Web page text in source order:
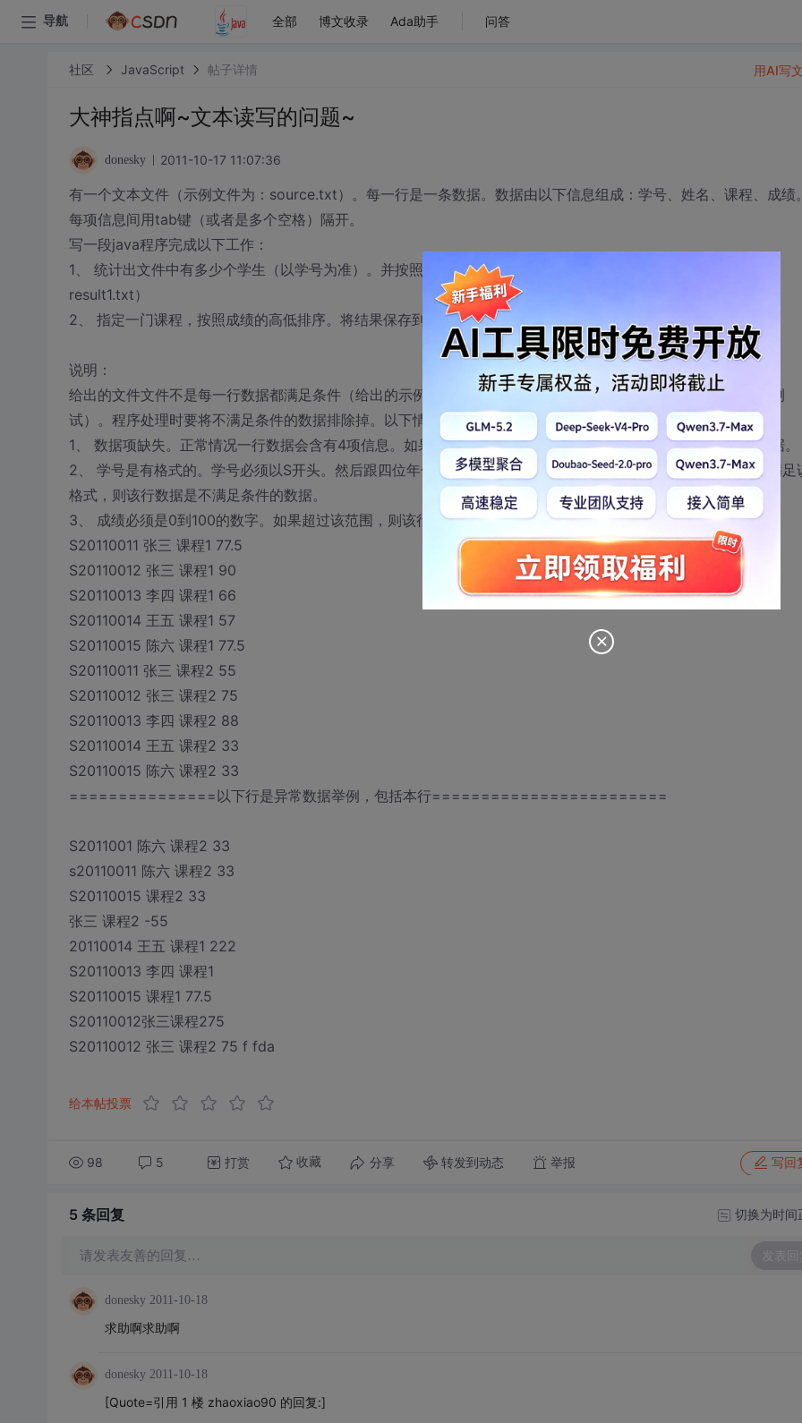
导航 全部 博文收录 Ada助手 问答
社区 JavaScript 帖子详情
大神指点啊~文本读写的问题~
donesky 2011-10-17 11:07:36
有一个文本文件（示例文件为：source.txt）。每一行是一条数据。数据由以下信息组成：学号、姓名、课程、成绩
每项信息间用tab键（或者是多个空格）隔开。
写一段java程序完成以下工作：
1、 统计出文件中有多少个学生（以学号为准）。并按照学号排序。将结果保存到一个文件中。（示例文件为：
result1.txt）
2、 指定一门课程，按照成绩的高低排序。将结果保存到一个文件中。（示例文件为：result2.txt）
说明：
给出的文件文件不是每一行数据都满足条件（给出的示例文件比较规整，你们需要自己构造比较混乱的数据进行测
试）。程序处理时要将不满足条件的数据排除掉。以下情况是不满足条件的数据，需要排除掉：
1、 数据项缺失。正常情况一行数据会含有4项信息。如果4项信息中少任何一项，则该行数据是不满足条件的数据。
2、 学号是有格式的。学号必须以S开头。然后跟四位年份。然后跟四位数字。示例：S20110003。如果学号不满足
格式，则该行数据是不满足条件的数据。
3、 成绩必须是0到100的数字。如果超过该范围，则该行数据是不满足条件的数据。
S20110011 张三 课程1 77.5
S20110012 张三 课程1 90
S20110013 李四 课程1 66
S20110014 王五 课程1 57
S20110015 陈六 课程1 77.5
S20110011 张三 课程2 55
S20110012 张三 课程2 75
S20110013 李四 课程2 88
S20110014 王五 课程2 33
S20110015 陈六 课程2 33
===============以下行是异常数据举例，包括本行========================
S2011001 陈六 课程2 33
s20110011 陈六 课程2 33
S20110015 课程2 33
张三 课程2 -55
20110014 王五 课程1 222
S20110013 李四 课程1
S20110015 课程1 77.5
S20110012张三课程275
S20110012 张三 课程2 75 f fda
给本帖投票
98 5 打赏 收藏 分享 转发到动态 举报 写回
用AI写
5 条回复 切换为时间
请发表友善的回复… 发表回
donesky 2011-10-18
求助啊求助啊
donesky 2011-10-18
[Quote=引用 1 楼 zhaoxiao90 的回复:]